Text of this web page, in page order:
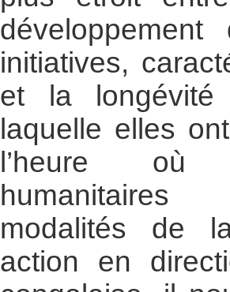
initiatives,
et la longévité
laquelle elles
l’heure où
modalités de
action en